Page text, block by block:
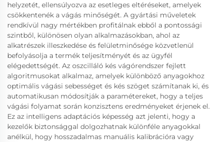
helyzetét, ellensúlyozva az esetleges eltéréseket, amelyek
csökkentenék a vágás minőségét. A gyártási műveletek
rendkívül nagy mértékben profitálnak ebből a pontossági
szintből, különösen olyan alkalmazásokban, ahol az
alkatrészek illeszkedése és felületminősége közvetlenül
befolyásolja a termék teljesítményét és az ügyfél
elégedettségét. Az oszcilláló kés vágórendszer fejlett
algoritmusokat alkalmaz, amelyek különböző anyagokhoz
optimális vágási sebességet és kés szöget számítanak ki, és
automatikusan módosítják a paramétereket, hogy a teljes
vágási folyamat során konzisztens eredményeket érjenek el.
Ez az intelligens adaptációs képesség azt jelenti, hogy a
kezelők biztonsággal dolgozhatnak különféle anyagokkal
anélkül, hogy hosszadalmas manuális kalibrációra vagy